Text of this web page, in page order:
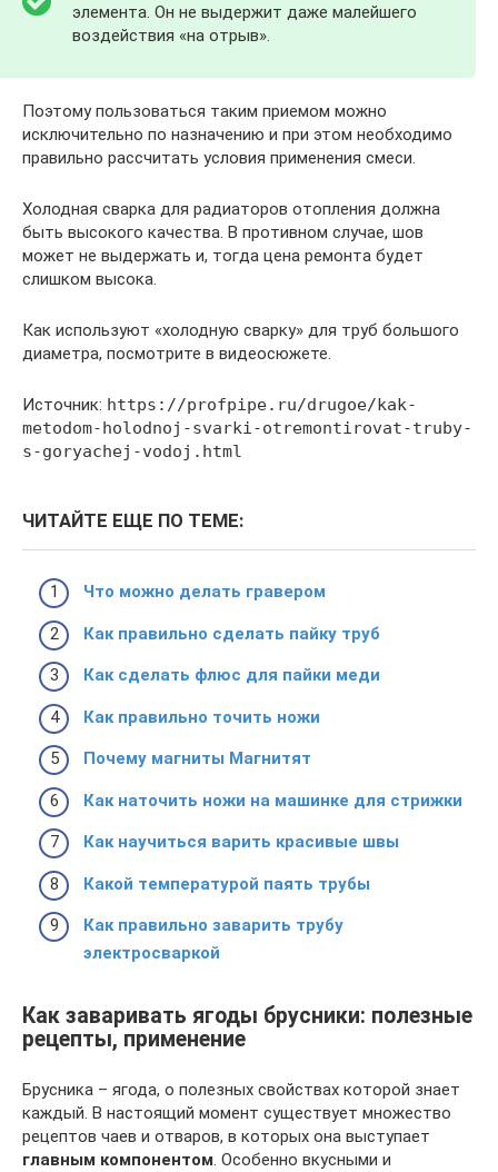
элемента. Он не выдержит даже малейшего
воздействия «на отрыв».
Поэтому пользоваться таким приемом можно
исключительно по назначению и при этом необходимо
правильно рассчитать условия применения смеси.
Холодная сварка для радиаторов отопления должна
быть высокого качества. В противном случае, шов
может не выдержать и, тогда цена ремонта будет
слишком высока.
Как используют «холодную сварку» для труб большого
диаметра, посмотрите в видеосюжете.
Источник: https://profpipe.ru/drugoe/kak-
metodom-holodnoj-svarki-otremontirovat-truby-
s-goryachej-vodoj.html
ЧИТАЙТЕ ЕЩЕ ПО ТЕМЕ:
Что можно делать гравером
Как правильно сделать пайку труб
Как сделать флюс для пайки меди
Как правильно точить ножи
Почему магниты Магнитят
Как наточить ножи на машинке для стрижки
Как научиться варить красивые швы
Какой температурой паять трубы
Как правильно заварить трубу
электросваркой
Как заваривать ягоды брусники: полезные
рецепты, применение
Брусника – ягода, о полезных свойствах которой знает
каждый. В настоящий момент существует множество
рецептов чаев и отваров, в которых она выступает
главным компонентом. Особенно вкусными и